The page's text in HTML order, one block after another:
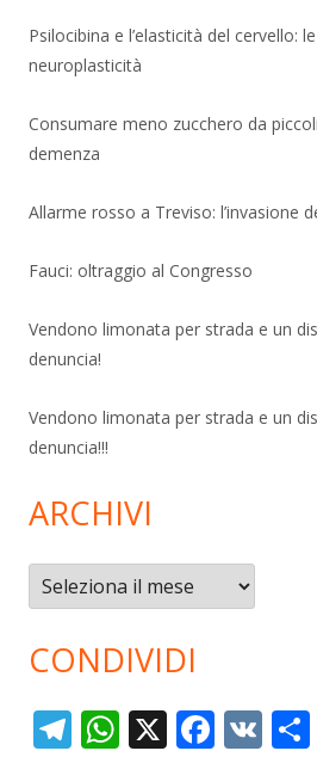
Psilocibina e l’elasticità del cervello:
neuroplasticità
Consumare meno zucchero da
demenza
Allarme rosso a Treviso: l’invasione
Fauci: oltraggio al Congresso
Vendono limonata per strada e un
denuncia!
Vendono limonata per strada e un
denuncia!!!
ARCHIVI
Archivi
CONDIVIDI
T W X F V